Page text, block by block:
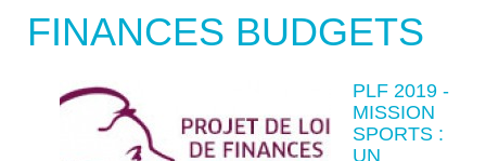
FINANCES BUDGETS
PLF 2019 -
MISSION
SPORTS :
UN